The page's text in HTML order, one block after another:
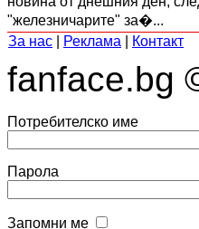
"железничарите" за�...
За нас
Реклама Контакт
fanface.bg
Потребителско име
Парола
Запомни ме